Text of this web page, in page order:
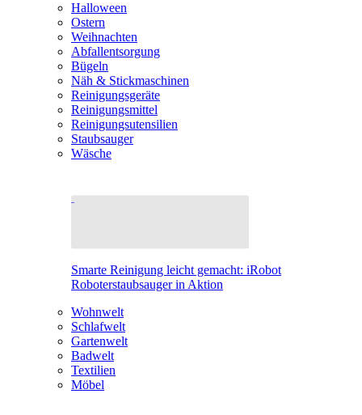
Halloween
Ostern
Weihnachten
Abfallentsorgung
Bügeln
Näh & Stickmaschinen
Reinigungsgeräte
Reinigungsmittel
Reinigungsutensilien
Staubsauger
Wäsche
Smarte Reinigung leicht gemacht: iRobot
Roboterstaubsauger in Aktion
Wohnwelt
Schlafwelt
Gartenwelt
Badwelt
Textilien
Möbel